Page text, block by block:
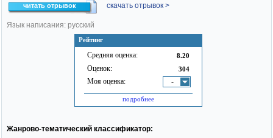
Рейтинг
Средняя оценка: 8.20
Оценок: 304
Моя оценка: -
подробнее
читать отрывок скачать отрывок >
Язык написания: русский
Жанрово-тематический классификатор: